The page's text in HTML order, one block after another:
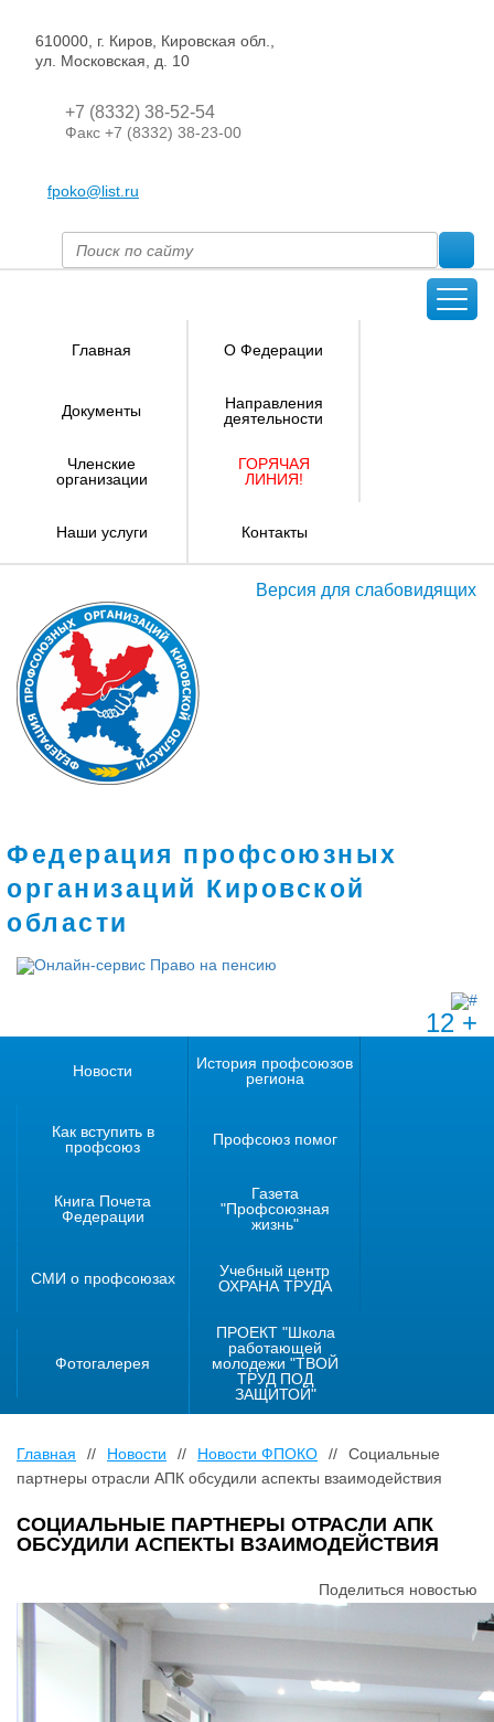
610000, г. Киров, Кировская обл.,
ул. Московская, д. 10
+7 (8332) 38-52-54
Факс +7 (8332) 38-23-00
fpoko@list.ru
Главная О Федерации
Документы
Направления
деятельности
Членские
организации
ГОРЯЧАЯ
ЛИНИЯ!
Наши услуги Контакты
Версия для слабовидящих
Федерация профсоюзных
организаций Кировской
области
12 +
Новости
История профсоюзов
региона
Как вступить в
профсоюз
Профсоюз помог
Книга Почета
Федерации
Газета
"Профсоюзная
жизнь"
СМИ о профсоюзах
Учебный центр
ОХРАНА ТРУДА
Фотогалерея
ПРОЕКТ "Школа
работающей
молодежи "ТВОЙ
ТРУД ПОД
ЗАЩИТОЙ"
Главная // Новости // Новости ФПОКО //
Социальные
партнеры отрасли АПК обсудили аспекты взаимодействия
СОЦИАЛЬНЫЕ ПАРТНЕРЫ ОТРАСЛИ АПК
ОБСУДИЛИ АСПЕКТЫ ВЗАИМОДЕЙСТВИЯ
Поделиться новостью